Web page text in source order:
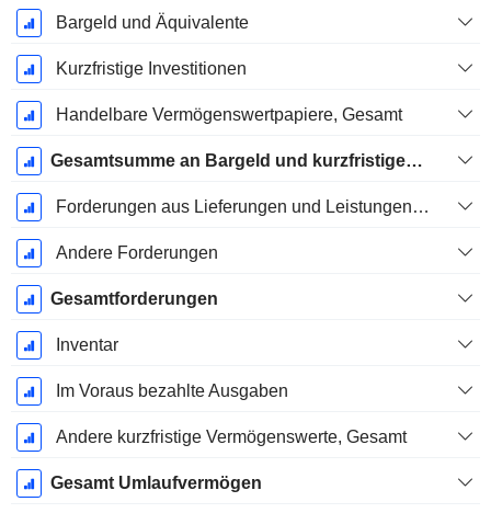
Dezember
Bargeld und Äquivalente
Kurzfristige Investitionen
Handelbare Vermögenswertpapiere, Gesamt
Gesamtsumme an Bargeld und kurzfristigen Investitionen
Forderungen aus Lieferungen und Leistungen, Gesamt
Andere Forderungen
Gesamtforderungen
Inventar
Im Voraus bezahlte Ausgaben
Andere kurzfristige Vermögenswerte, Gesamt
Gesamt Umlaufvermögen